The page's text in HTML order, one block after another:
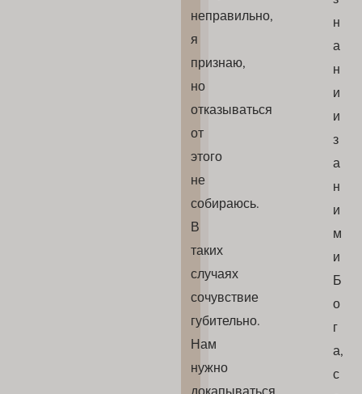
неправильно,
я
признаю,
но
отказываться
от
этого
не
собираюсь.
В
таких
случаях
сочувствие
губительно.
Нам
нужно
н
а
н
и
и
з
а
н
и
м
и
Б
о
г
а,
с